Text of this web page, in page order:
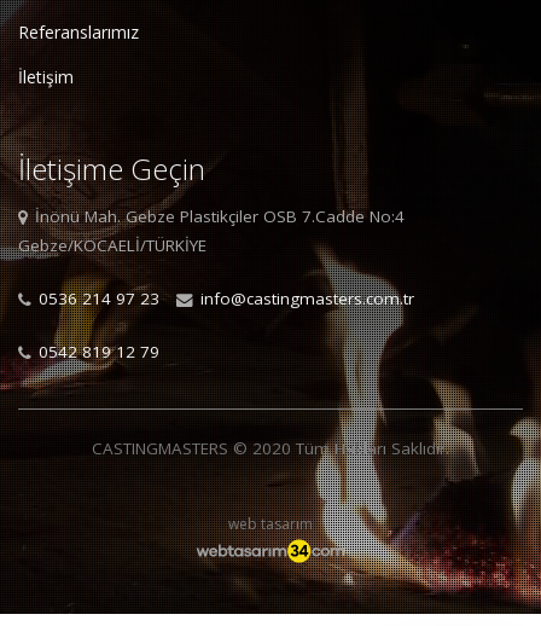
Referanslarımız
İletişim
İletişime Geçin
İnönü Mah. Gebze Plastikçiler OSB 7.Cadde No:4
Gebze/KOCAELİ/TÜRKİYE
0536 214 97 23 info@castingmasters.com.tr
0542 819 12 79
CASTINGMASTERS © 2020 Tüm Hakları Saklıdır.
web tasarım